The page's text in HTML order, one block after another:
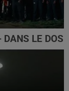
LE DOS